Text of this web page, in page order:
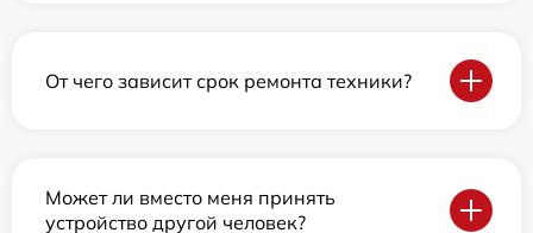
От чего зависит срок ремонта техники?
Может ли вместо меня принять
устройство другой человек?